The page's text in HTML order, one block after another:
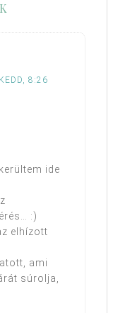
8:26
ide
:)
elhízott
ami
súrolja,